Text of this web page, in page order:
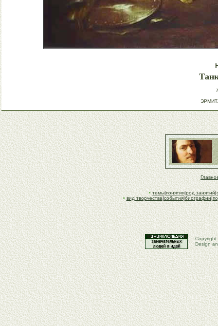
• темы|понятия|род занятий|
• вид творчества|события|биографии|
Copyright
Design